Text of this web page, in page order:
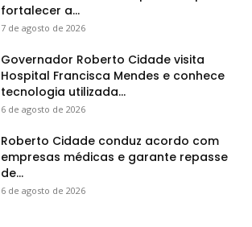
fortalecer a...
7 de agosto de 2026
Governador Roberto Cidade visita
Hospital Francisca Mendes e conhece
tecnologia utilizada...
6 de agosto de 2026
Roberto Cidade conduz acordo com
empresas médicas e garante repasse
de...
6 de agosto de 2026